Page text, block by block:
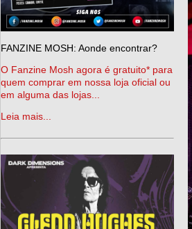
FANZINE MOSH: Aonde encontrar?
O Fanzine Mosh agora é gratuito* para
quem comprar em nossa loja oficial ou
em alguma das lojas...
Leia mais...